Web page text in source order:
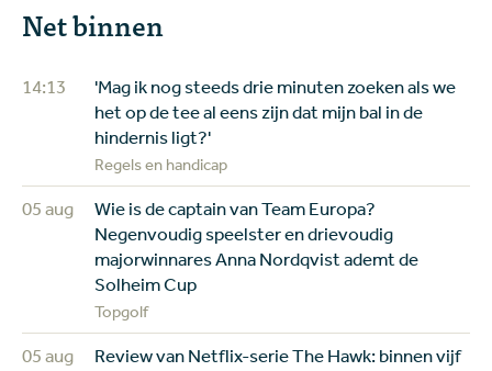
Net binnen
14:13
'Mag ik nog steeds drie minuten zoeken als we
het op de tee al eens zijn dat mijn bal in de
hindernis ligt?'
Regels en handicap
05 aug
Wie is de captain van Team Europa?
Negenvoudig speelster en drievoudig
majorwinnares Anna Nordqvist ademt de
Solheim Cup
Topgolf
05 aug
Review van Netflix-serie The Hawk: binnen vijf